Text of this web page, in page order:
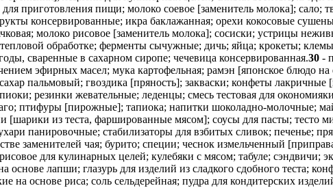
приготовления пищи; молоко соевое [заменитель молока]; сало;
консервированные; икра баклажанная; орехи кокосовые
молоко рисовое [заменитель молока]; сосиски; устрицы
обработке; ферменты сычужные; дичь; яйца; крокеты;
сваренные в сахарном сиропе; чечевица консервированная.30 -
эфирных масел; мука картофельная; рамэн [японское блюдо
пальмовый; гвоздика [пряность]; закваски; конфеты лакричные
резинки жевательные; леденцы; смесь тестовая для
птифуры [пирожные]; тапиока; напитки шоколадно-молочные;
из теста, фаршированные мясом]; соусы для пасты; тесто
панировочные; стабилизаторы для взбитых сливок; печенье;
заменителей чая; бурито; специи; чеснок измельченный
для кулинарных целей; кулебяки с мясом; табуле; сэндвичи;
лапши; глазурь для изделий из сладкого сдобного теста;
основе риса; соль сельдерейная; пудра для кондитерских